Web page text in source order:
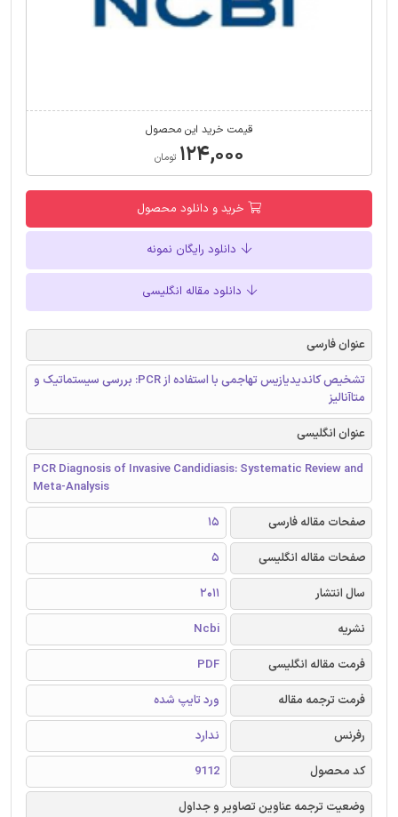
قیمت خرید این محصول
۱۲۴,۰۰۰ تومان
خرید و دانلود محصول
دانلود رایگان نمونه
دانلود مقاله انگلیسی
عنوان فارسی
تشخیص کاندیدیازیس تهاجمی با استفاده از PCR: بررسی سیستماتیک و
متاآنالیز
عنوان انگلیسی
PCR Diagnosis of Invasive Candidiasis: Systematic Review and
Meta-Analysis
صفحات مقاله فارسی
15
صفحات مقاله انگلیسی
5
سال انتشار
2011
نشریه
Ncbi
فرمت مقاله انگلیسی
PDF
فرمت ترجمه مقاله
ورد تایپ شده
رفرنس
ندارد
کد محصول
9112
وضعیت ترجمه عناوین تصاویر و جداول